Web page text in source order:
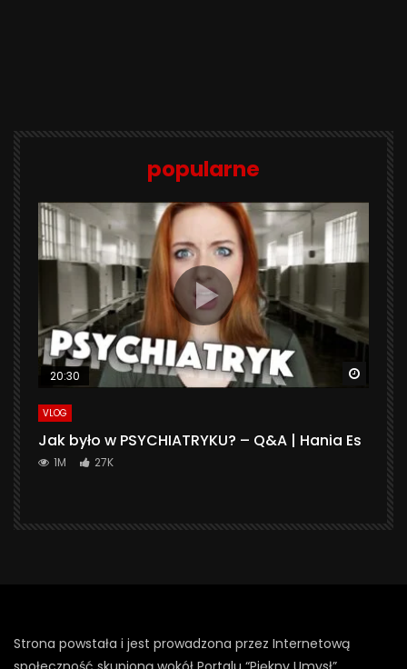
popularne
20:30
VLOG
Jak było w PSYCHIATRYKU? – Q&A | Hania Es
1M 27K
Strona powstała i jest prowadzona przez Internetową